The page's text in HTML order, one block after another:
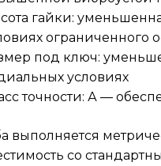
гайки:
ограниченного
под ключ:
условиях
точности: А —
выполняется
со